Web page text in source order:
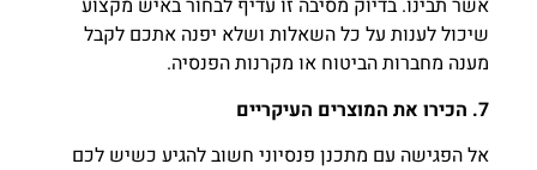
אשר תבינו. בדיוק מסיבה זו עדיף לבחור באיש מקצוע
שיכול לענות על כל השאלות ושלא יפנה אתכם לקבל
מענה מחברות הביטוח או מקרנות הפנסיה.
7. הכירו את המוצרים העיקריים
אל הפגישה עם מתכנן פנסיוני חשוב להגיע כשיש לכם